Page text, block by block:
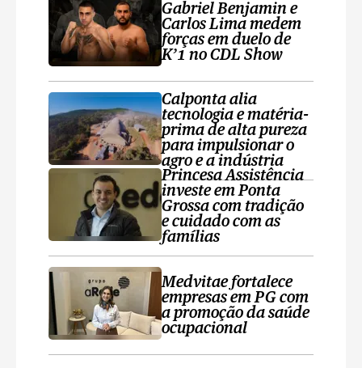
Gabriel Benjamin e
Carlos Lima medem
forças em duelo de
K’1 no CDL Show
Calponta alia
tecnologia e matéria-
prima de alta pureza
para impulsionar o
agro e a indústria
Princesa Assistência
investe em Ponta
Grossa com tradição
e cuidado com as
famílias
Medvitae fortalece
empresas em PG com
a promoção da saúde
ocupacional